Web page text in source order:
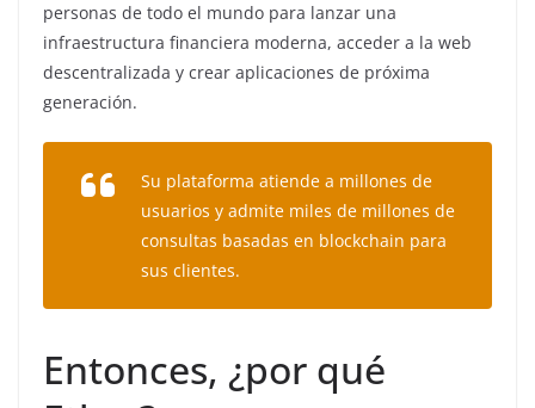
personas de todo el mundo para lanzar una
infraestructura financiera moderna, acceder a la web
descentralizada y crear aplicaciones de próxima
generación.
Su plataforma atiende a millones de
usuarios y admite miles de millones de
consultas basadas en blockchain para
sus clientes.
Entonces, ¿por qué